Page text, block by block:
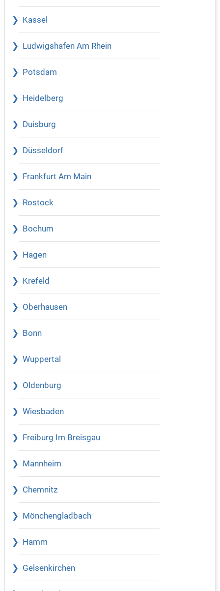
Kassel
Ludwigshafen Am Rhein
Potsdam
Heidelberg
Duisburg
Düsseldorf
Frankfurt Am Main
Rostock
Bochum
Hagen
Krefeld
Oberhausen
Bonn
Wuppertal
Oldenburg
Wiesbaden
Freiburg Im Breisgau
Mannheim
Chemnitz
Mönchengladbach
Hamm
Gelsenkirchen